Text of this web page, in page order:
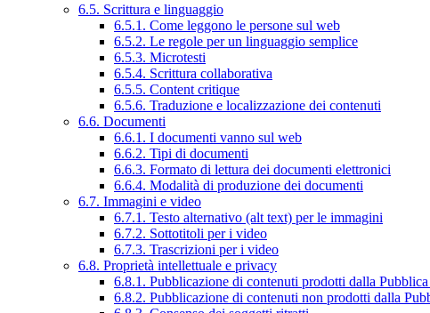
6.5. Scrittura e linguaggio
6.5.1. Come leggono le persone sul web
6.5.2. Le regole per un linguaggio semplice
6.5.3. Microtesti
6.5.4. Scrittura collaborativa
6.5.5. Content critique
6.5.6. Traduzione e localizzazione dei contenuti
6.6. Documenti
6.6.1. I documenti vanno sul web
6.6.2. Tipi di documenti
6.6.3. Formato di lettura dei documenti elettronici
6.6.4. Modalità di produzione dei documenti
6.7. Immagini e video
6.7.1. Testo alternativo (alt text) per le immagini
6.7.2. Sottotitoli per i video
6.7.3. Trascrizioni per i video
6.8. Proprietà intellettuale e privacy
6.8.1. Pubblicazione di contenuti prodotti dalla
6.8.2. Pubblicazione di contenuti non prodotti dalla